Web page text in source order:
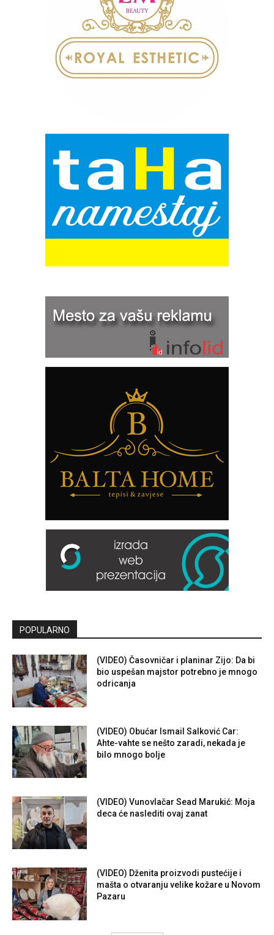
POPULARNO
(VIDEO) Časovničar i planinar Zijo: Da bi
bio uspešan majstor potrebno je mnogo
odricanja
(VIDEO) Obućar Ismail Salković Car:
Ahte-vahte se nešto zaradi, nekada je
bilo mnogo bolje
(VIDEO) Vunovlačar Sead Marukić: Moja
deca će naslediti ovaj zanat
(VIDEO) Dženita proizvodi pustećije i
mašta o otvaranju velike kožare u Novom
Pazaru